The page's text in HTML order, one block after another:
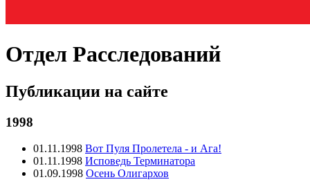
Отдел Расследований
Публикации на сайте
1998
01.11.1998 Вот Пуля Пролетела - и Ага!
01.11.1998 Исповедь Терминатора
01.09.1998 Осень Олигархов